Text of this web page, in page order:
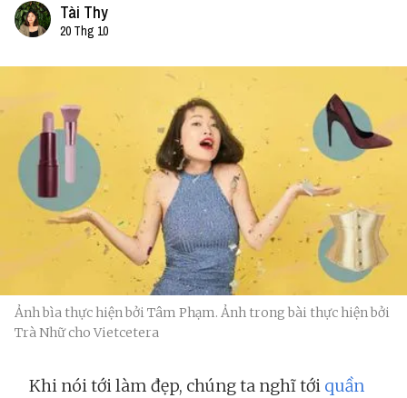
Tài Thy
20 Thg 10
Ảnh bìa thực hiện bởi Tâm Phạm. Ảnh trong bài thực hiện bởi
Trà Nhữ cho Vietcetera
Khi nói tới làm đẹp, chúng ta nghĩ tới quần